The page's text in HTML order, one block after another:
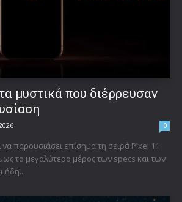
μυστικά που διέρρευσαν
0
να παρουσιάσει επίσημα τη σειρά Pixel 11
το μεγαλύτερο μέρος των specs και των
ήδη...